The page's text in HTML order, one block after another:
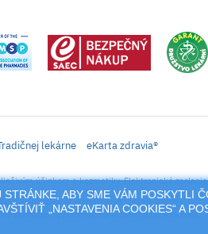
ABY SME VÁM POSKYTLI
„NASTAVENIA COOKIES“ A
lekárne eKarta zdravia®
účinkom a kozmetiky. Elektronické
(používanie, kopírovanie, šírenie a pod.),
predošlému písomnému súhlasu jeho vlastníka.